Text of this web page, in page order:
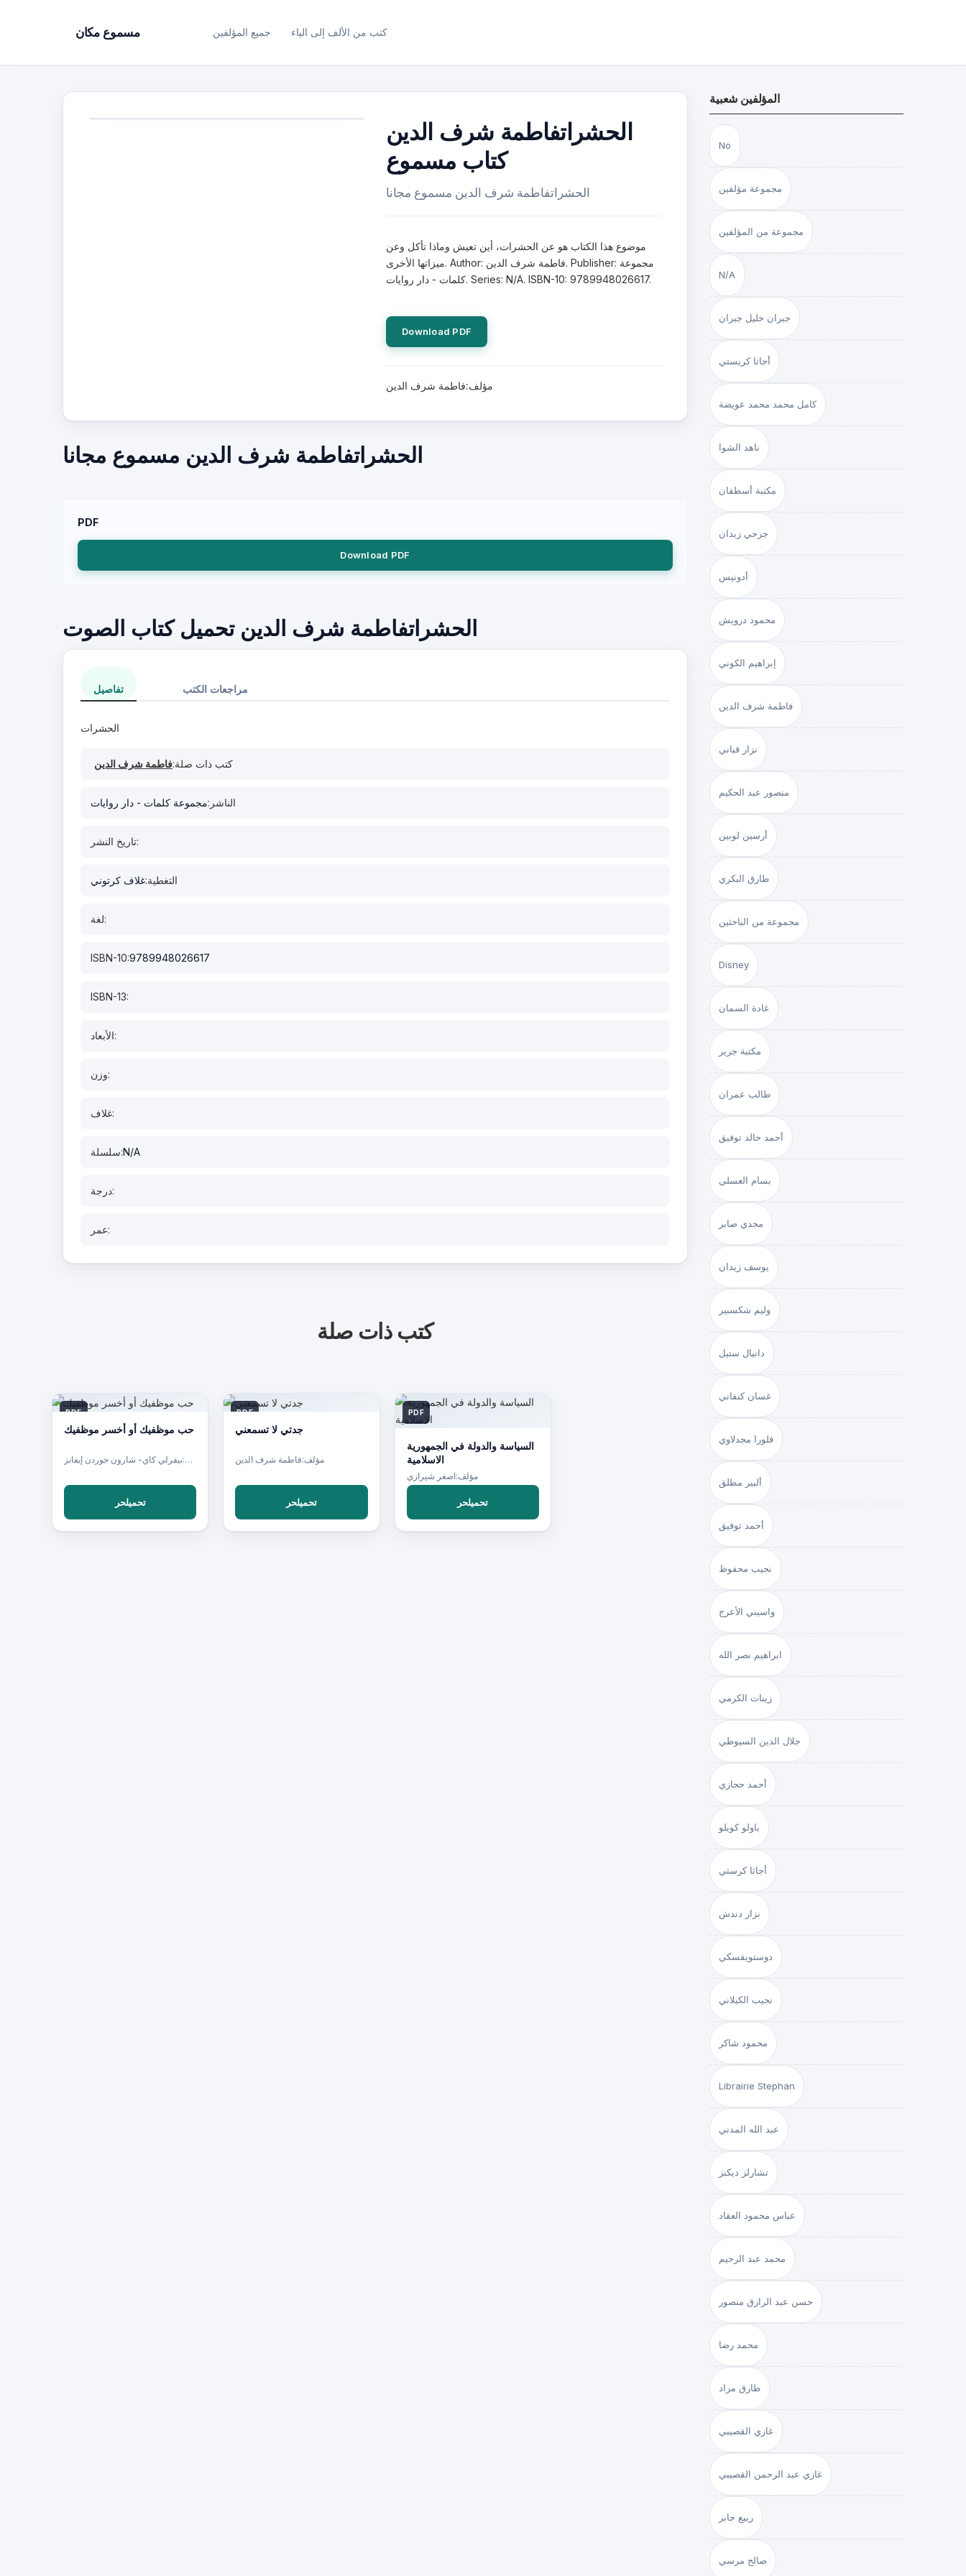
مسموع مكان جميع المؤلفين كتب من الألف إلى الياء
الحشراتفاطمة شرف الدين
كتاب مسموع
الحشراتفاطمة شرف الدين مسموع مجانا
موضوع هذا الكتاب هو عن الحشرات، أين تعيش وماذا تأكل وعن
ميزاتها الأخرى. Author: فاطمة شرف الدين. Publisher: مجموعة
كلمات - دار روايات. Series: N/A. ISBN-10: 9789948026617.
Download PDF
مؤلف:فاطمة شرف الدين
الحشراتفاطمة شرف الدين مسموع مجانا
PDF
Download PDF
الحشراتفاطمة شرف الدين تحميل كتاب الصوت
تفاصيل مراجعات الكتب
الحشرات
كتب ذات صلة:فاطمة شرف الدين
الناشر:مجموعة كلمات - دار روايات
تاريخ النشر:
التغطية:غلاف كرتوني
لغة:
ISBN-10:9789948026617
ISBN-13:
الأبعاد:
وزن:
غلاف:
سلسلة:N/A
درجة:
عمر:
كتب ذات صلة
PDF
حب موظفيك أو أخسر موظفيك
مؤلف:بيفرلي كاي- شارون جوردن إيفانز
تحميلحر
PDF
جدتي لا تسمعني
مؤلف:فاطمة شرف الدين
تحميلحر
PDF
السياسة والدولة في الجمهورية
الاسلامية
مؤلف:اصغر شيرازي
تحميلحر
المؤلفين شعبية
No
مجموعة مؤلفين
مجموعة من المؤلفين
N/A
جبران خليل جبران
أجاثا كريستي
كامل محمد محمد عويضة
ناهد الشوا
مكتبة أسطفان
جرجي زيدان
أدونيس
محمود درويش
إبراهيم الكوني
فاطمة شرف الدين
نزار قباني
منصور عبد الحكيم
أرسين لوبين
طارق البكري
مجموعة من الباحثين
Disney
غادة السمان
مكتبة جرير
طالب عمران
أحمد خالد توفيق
بسام العسلي
مجدي صابر
يوسف زيدان
وليم شكسبير
دانيال ستيل
غسان كنفاني
فلورا مجدلاوي
ألبير مطلق
أحمد توفيق
نجيب محفوظ
واسيني الأعرج
ابراهيم نصر الله
زينات الكرمي
جلال الدين السيوطي
أحمد حجازي
باولو كويلو
أجاثا كرستي
نزار دندش
دوستويفسكي
نجيب الكيلاني
محمود شاكر
Librairie Stephan
عبد الله المدني
تشارلز ديكنز
عباس محمود العقاد
محمد عبد الرحيم
حسن عبد الرازق منصور
محمد رضا
طارق مراد
غازي القصيبي
غازي عبد الرحمن القصيبي
ربيع جابر
صالح مرسي